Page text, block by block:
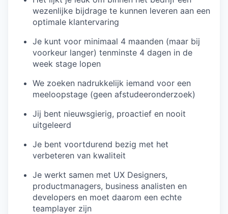
wezenlijke bijdrage te kunnen leveren aan een
optimale klantervaring
Je kunt voor minimaal 4 maanden (maar bij
voorkeur langer) tenminste 4 dagen in de
week stage lopen
We zoeken nadrukkelijk iemand voor een
meeloopstage (geen afstudeeronderzoek)
Jij bent nieuwsgierig, proactief en nooit
uitgeleerd
Je bent voortdurend bezig met het
verbeteren van kwaliteit
Je werkt samen met UX Designers,
productmanagers, business analisten en
developers en moet daarom een echte
teamplayer zijn